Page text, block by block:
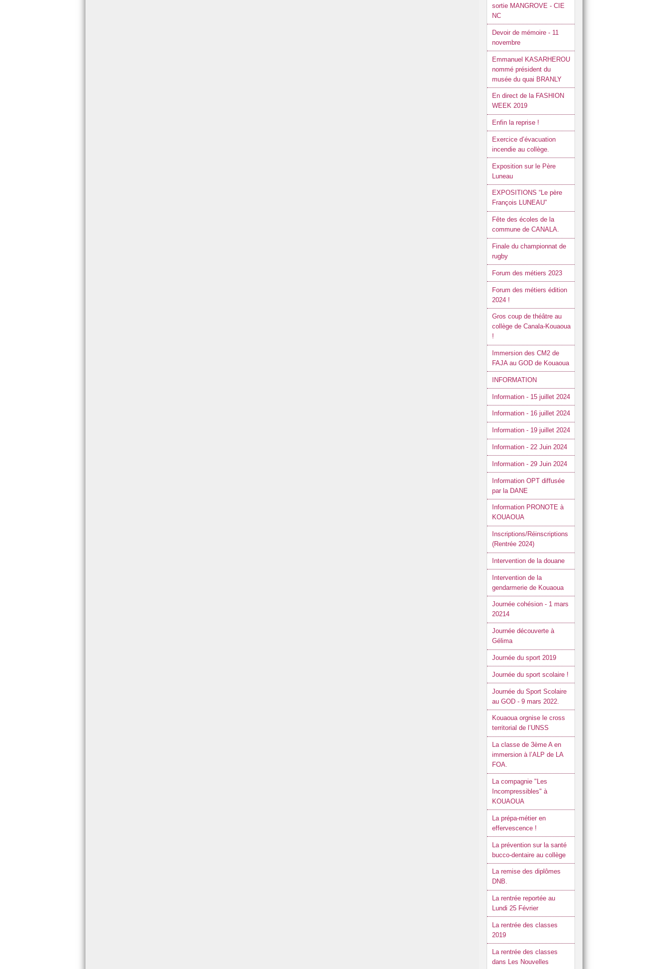
sortie MANGROVE - CIE
NC
Devoir de mémoire - 11
novembre
Emmanuel KASARHEROU
nommé président du
musée du quai BRANLY
En direct de la FASHION
WEEK 2019
Enfin la reprise !
Exercice d’évacuation
incendie au collège.
Exposition sur le Père
Luneau
EXPOSITIONS “Le père
François LUNEAU”
Fête des écoles de la
commune de CANALA.
Finale du championnat de
rugby
Forum des métiers 2023
Forum des métiers édition
2024 !
Gros coup de théâtre au
collège de Canala-Kouaoua
!
Immersion des CM2 de
FAJA au GOD de Kouaoua
INFORMATION
Information - 15 juillet 2024
Information - 16 juillet 2024
Information - 19 juillet 2024
Information - 22 Juin 2024
Information - 29 Juin 2024
Information OPT diffusée
par la DANE
Information PRONOTE à
KOUAOUA
Inscriptions/Réinscriptions
(Rentrée 2024)
Intervention de la douane
Intervention de la
gendarmerie de Kouaoua
Journée cohésion - 1 mars
20214
Journée découverte à
Gélima
Journée du sport 2019
Journée du sport scolaire !
Journée du Sport Scolaire
au GOD - 9 mars 2022.
Kouaoua orgnise le cross
territorial de l’UNSS
La classe de 3ème A en
immersion à l’ALP de LA
FOA.
La compagnie "Les
Incompressibles" à
KOUAOUA
La prépa-métier en
effervescence !
La prévention sur la santé
bucco-dentaire au collège
La remise des diplômes
DNB.
La rentrée reportée au
Lundi 25 Février
La rentrée des classes
2019
La rentrée des classes
dans Les Nouvelles